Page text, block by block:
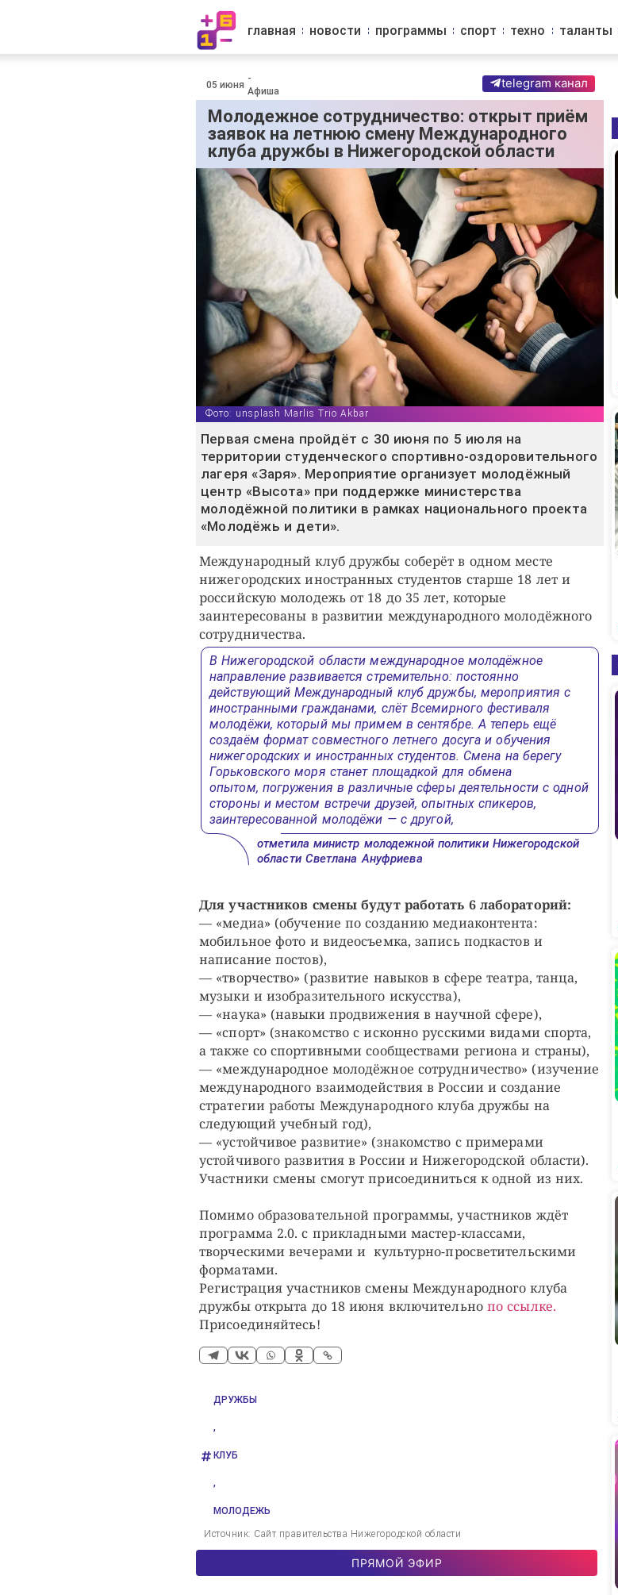
главная новости программы спорт техно таланты
05 июня
-
Афиша
telegram канал
Молодежное сотрудничество: открыт приём
заявок на летнюю смену Международного
клуба дружбы в Нижегородской области
Фото: unsplash Marlis Trio Akbar
Первая смена пройдёт с 30 июня по 5 июля на
территории студенческого спортивно-оздоровительного
лагеря «Заря». Мероприятие организует молодёжный
центр «Высота» при поддержке министерства
молодёжной политики в рамках национального проекта
«Молодёжь и дети».
Международный клуб дружбы соберёт в одном месте
нижегородских иностранных студентов старше 18 лет и
российскую молодежь от 18 до 35 лет, которые
заинтересованы в развитии международного молодёжного
сотрудничества.
В Нижегородской области международное молодёжное
направление развивается стремительно: постоянно
действующий Международный клуб дружбы, мероприятия с
иностранными гражданами, слёт Всемирного фестиваля
молодёжи, который мы примем в сентябре. А теперь ещё
создаём формат совместного летнего досуга и обучения
нижегородских и иностранных студентов. Смена на берегу
Горьковского моря станет площадкой для обмена
опытом, погружения в различные сферы деятельности с одной
стороны и местом встречи друзей, опытных спикеров,
заинтересованной молодёжи — с другой,
отметила министр молодежной политики Нижегородской
области Светлана Ануфриева
Для участников смены будут работать 6 лабораторий:
— «медиа» (обучение по созданию медиаконтента:
мобильное фото и видеосъемка, запись подкастов и
написание постов),
— «творчество» (развитие навыков в сфере театра, танца,
музыки и изобразительного искусства),
— «наука» (навыки продвижения в научной сфере),
— «спорт» (знакомство с исконно русскими видами спорта,
а также со спортивными сообществами региона и страны),
— «международное молодёжное сотрудничество» (изучение
международного взаимодействия в России и создание
стратегии работы Международного клуба дружбы на
следующий учебный год),
— «устойчивое развитие» (знакомство с примерами
устойчивого развития в России и Нижегородской области).
Участники смены смогут присоединиться к одной из них.
Помимо образовательной программы, участников ждёт
программа 2.0. с прикладными мастер-классами,
творческими вечерами и культурно-просветительскими
форматами.
Регистрация участников смены Международного клуба
дружбы открыта до 18 июня включительно по ссылке.
Присоединяйтесь!
ДРУЖБЫ
,
КЛУБ
,
МОЛОДЕЖЬ
Источник: Сайт правительства Нижегородской области
ПРЯМОЙ ЭФИР